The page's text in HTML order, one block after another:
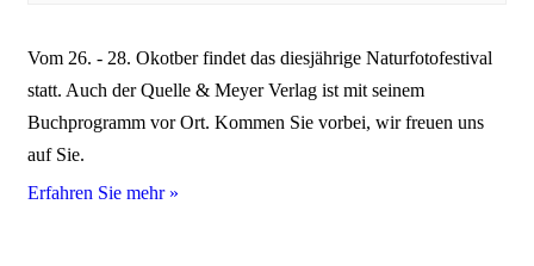
Vom 26. - 28. Okotber findet das diesjährige Naturfotofestival
statt. Auch der Quelle & Meyer Verlag ist mit seinem
Buchprogramm vor Ort. Kommen Sie vorbei, wir freuen uns
auf Sie.
Erfahren Sie mehr »